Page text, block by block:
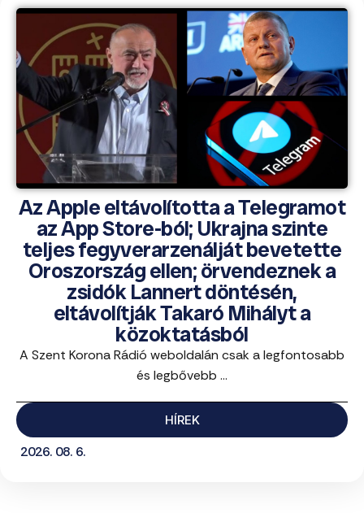
Az Apple eltávolította a Telegramot
az App Store-ból; Ukrajna szinte
teljes fegyverarzenálját bevetette
Oroszország ellen; örvendeznek a
zsidók Lannert döntésén,
eltávolítják Takaró Mihályt a
közoktatásból
A Szent Korona Rádió weboldalán csak a legfontosabb
és legbővebb ...
HÍREK
2026. 08. 6.